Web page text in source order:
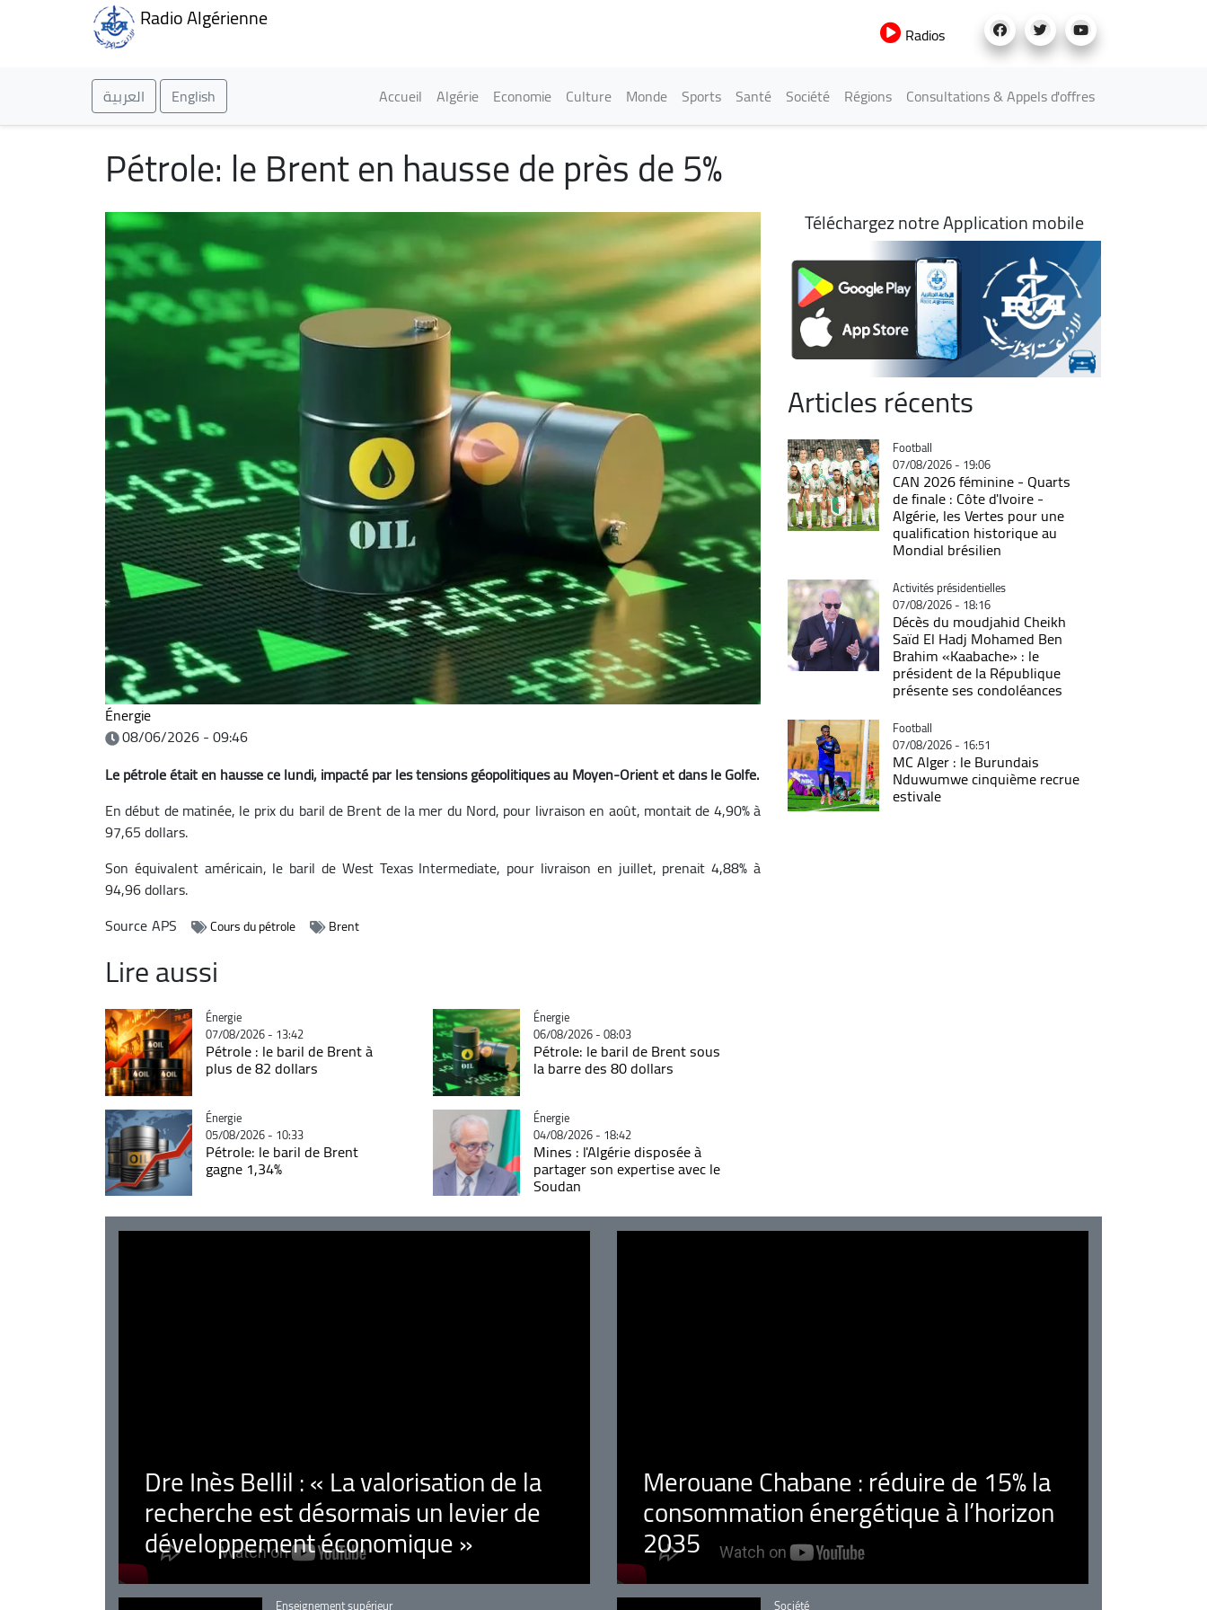
Radio Algérienne
Radios
العربية English Main navigation
Accueil Algérie Economie Culture Monde Sports Santé Société Régions Consultations & Appels d'offres
Pétrole: le Brent en hausse de près de 5%
Énergie
08/06/2026 - 09:46
Le pétrole était en hausse ce lundi, impacté par les tensions géopolitiques au Moyen-Orient et dans le Golfe.
En début de matinée, le prix du baril de Brent de la mer du Nord, pour livraison en août, montait de 4,90% à
97,65 dollars.
Son équivalent américain, le baril de West Texas Intermediate, pour livraison en juillet, prenait 4,88% à
94,96 dollars.
SourceAPS Cours du pétrole Brent
Lire aussi
Catégorie
Énergie
07/08/2026 - 13:42
Pétrole : le baril de Brent à
plus de 82 dollars
Catégorie
Énergie
06/08/2026 - 08:03
Pétrole: le baril de Brent sous
la barre des 80 dollars
Catégorie
Énergie
05/08/2026 - 10:33
Pétrole: le baril de Brent
gagne 1,34%
Catégorie
Énergie
04/08/2026 - 18:42
Mines : l'Algérie disposée à
partager son expertise avec le
Soudan
Téléchargez notre Application mobile
Articles récents
Catégorie
Football
07/08/2026 - 19:06
CAN 2026 féminine - Quarts
de finale : Côte d'Ivoire -
Algérie, les Vertes pour une
qualification historique au
Mondial brésilien
Catégorie
Activités présidentielles
07/08/2026 - 18:16
Décès du moudjahid Cheikh
Saïd El Hadj Mohamed Ben
Brahim «Kaabache» : le
président de la République
présente ses condoléances
Catégorie
Football
07/08/2026 - 16:51
MC Alger : le Burundais
Nduwumwe cinquième recrue
estivale
Dre Inès Bellil : « La valorisation de la
recherche est désormais un levier de
développement économique »
Merouane Chabane : réduire de 15% la
consommation énergétique à l’horizon
2035